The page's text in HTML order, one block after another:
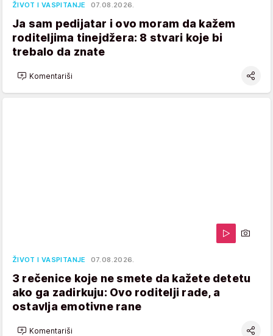
ŽIVOT I VASPITANJE 07.08.2026.
Ja sam pedijatar i ovo moram da kažem
roditeljima tinejdžera: 8 stvari koje bi
trebalo da znate
Komentariši
ŽIVOT I VASPITANJE 07.08.2026.
3 rečenice koje ne smete da kažete detetu
ako ga zadirkuju: Ovo roditelji rade, a
ostavlja emotivne rane
Komentariši